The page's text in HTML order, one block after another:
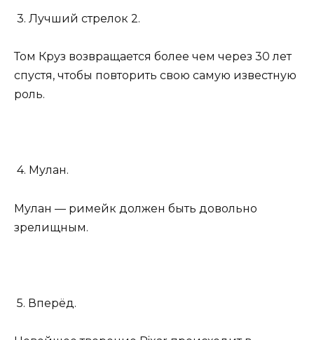
3. Лучший стрелок 2.
Том Круз возвращается более чем через 30 лет
спустя, чтобы повторить свою самую известную
роль.
4. Мулан.
Мулан — римейк должен быть довольно
зрелищным.
5. Вперёд.